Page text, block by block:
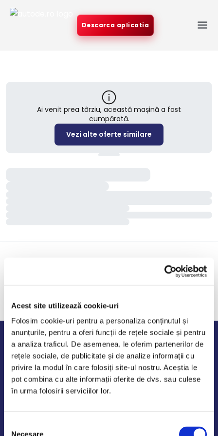
Acest site utilizează cookie-uri
Folosim cookie-uri pentru a personaliza conținutul și
anunțurile, pentru a oferi funcții de rețele sociale și pentru
a analiza traficul. De asemenea, le oferim partenerilor de
rețele sociale, de publicitate și de analize informații cu
privire la modul în care folosiți site-ul nostru. Aceștia le
pot combina cu alte informații oferite de dvs. sau culese
în urma folosirii serviciilor lor.
Necesare
Descarca aplicatia
Ai venit prea târziu, această mașină a fost
cumpărată.
Vezi alte oferte similare
Program de lucru
Luni - Vineri: 09:00-18:00
Sambata - Duminica: 10:00-14:00